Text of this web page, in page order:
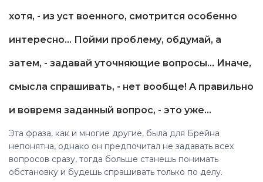
хотя, - из уст военного, смотрится особенно
интересно... Пойми проблему, обдумай, а
затем, - задавай уточняющие вопросы... Иначе,
смысла спрашивать, - нет вообще! А правильно
и вовремя заданный вопрос, - это уже…
Эта фраза, как и многие другие, была для Брейна
непонятна, однако он предпочитал не задавать всех
вопросов сразу, тогда больше станешь понимать
обстановку и будешь спрашивать только по делу.